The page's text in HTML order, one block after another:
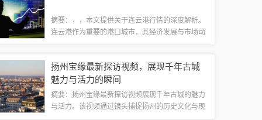
摘要：，，本文提供关于连云港行情的深度解析。
连云港作为重要的港口城市，其经济发展与市场动
深度解析，帮助读者全面了解连云港的经济发...
扬州宝缘最新探访视频，展现千年古城
魅力与活力的瞬间
摘要：扬州宝缘最新探访视频展现千年古城的魅力
与活力。该视频通过镜头捕捉扬州的历史文化与现